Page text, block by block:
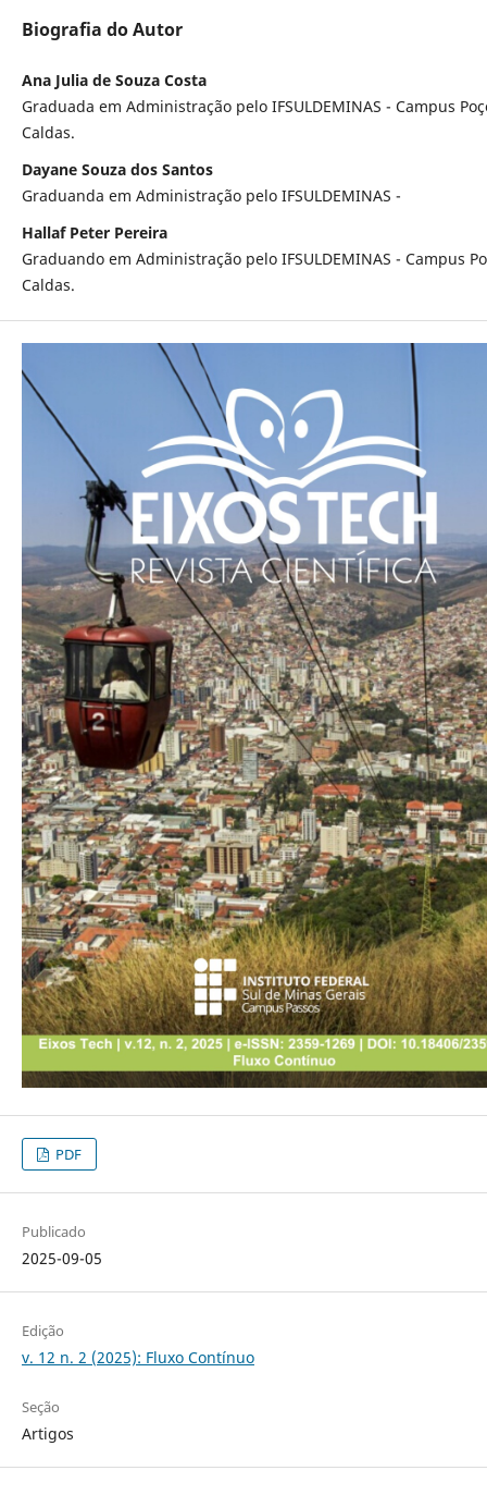
Biografia do Autor
Ana Julia de Souza Costa
Graduada em Administração pelo IFSULDEMINAS - Campus
Caldas.
Dayane Souza dos Santos
Graduanda em Administração pelo IFSULDEMINAS -
Hallaf Peter Pereira
Graduando em Administração pelo IFSULDEMINAS - Campus
Caldas.
PDF
Publicado
2025-09-05
Edição
v. 12 n. 2 (2025): Fluxo Contínuo
Seção
Artigos